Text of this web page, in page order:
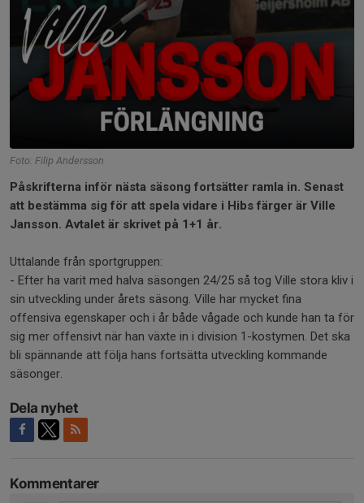
Foto: Filip Andersson
Påskrifterna inför nästa säsong fortsätter ramla in. Senast
att bestämma sig för att spela vidare i Hibs färger är Ville
Jansson. Avtalet är skrivet på 1+1 år.
Uttalande från sportgruppen:
- Efter ha varit med halva säsongen 24/25 så tog Ville stora kliv i
sin utveckling under årets säsong. Ville har mycket fina
offensiva egenskaper och i år både vågade och kunde han ta för
sig mer offensivt när han växte in i division 1-kostymen. Det ska
bli spännande att följa hans fortsätta utveckling kommande
säsonger.
Dela nyhet
Kommentarer